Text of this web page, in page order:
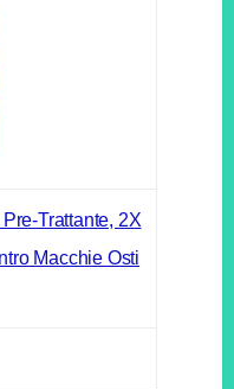
Trattante, 2X
Macchie Osti